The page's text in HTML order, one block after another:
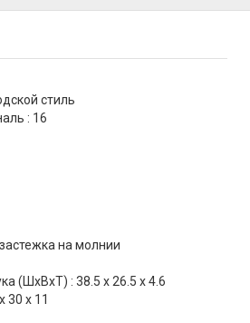
стиль
: 16
на молнии
(ШхВхТ) : 38.5 x 26.5 x 4.6
30 x 11